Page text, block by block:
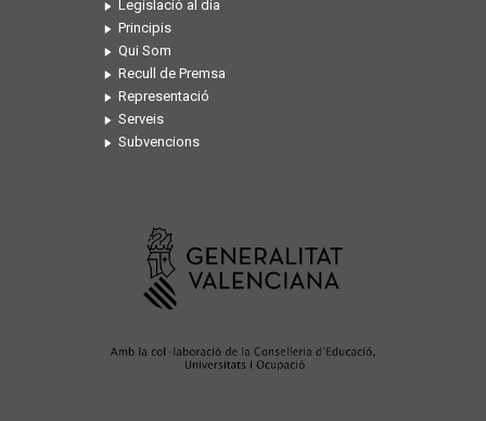
Legislació al dia
Principis
Qui Som
Recull de Premsa
Representació
Serveis
Subvencions